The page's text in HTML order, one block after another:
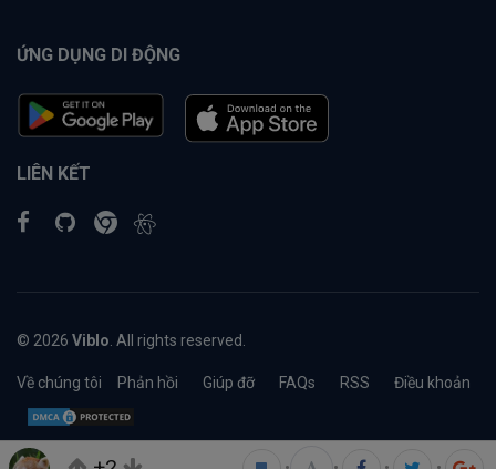
ỨNG DỤNG DI ĐỘNG
LIÊN KẾT
© 2026 Viblo . All rights reserved.
Về chúng tôi Phản hồi Giúp đỡ FAQs RSS Điều khoản